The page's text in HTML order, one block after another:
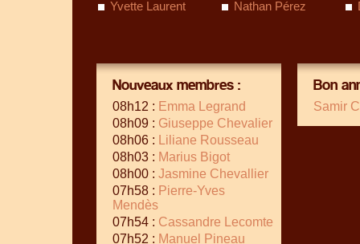
Yvette Laurent
Nathan Pérez
Nouveaux membres :
08h12 : Emma Legrand
08h09 : Giuseppe Chevalier
08h06 :
Liliane Rousseau
08h03 : Marius Bigot
08h00 : Jasmine Chevallier
07h58 : Pierre-Yves
Mendès
07h54 : Cassandre Lecomte
07h52 : Manuel Pineau
Bon
Samir